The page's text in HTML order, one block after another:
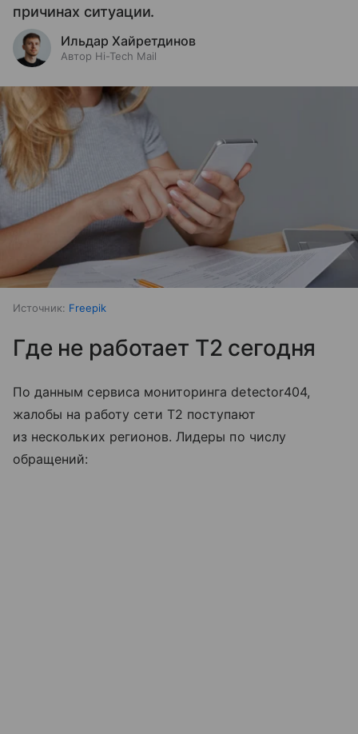
причинах ситуации.
Ильдар Хайретдинов
Автор Hi-Tech Mail
Источник: Freepik
Где не работает T2 сегодня
По данным сервиса мониторинга detector404,
жалобы на работу сети T2 поступают
из нескольких регионов. Лидеры по числу
обращений: